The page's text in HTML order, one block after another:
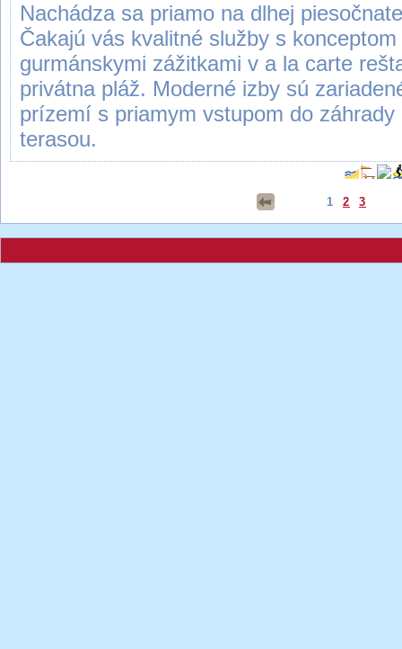
Nachádza sa priamo na dlhej
Čakajú vás kvalitné služby s
gurmánskymi zážitkami v a la carte
privátna pláž. Moderné izby sú
prízemí s priamym vstupom do
terasou.
1 2 3